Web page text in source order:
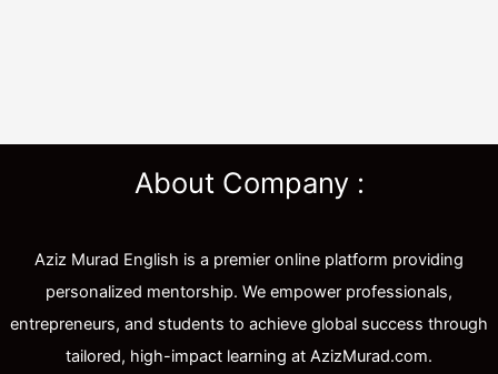
About Company :
Aziz Murad English is a premier online platform providing
personalized mentorship. We empower professionals,
entrepreneurs, and students to achieve global success through
tailored, high-impact learning at AzizMurad.com.